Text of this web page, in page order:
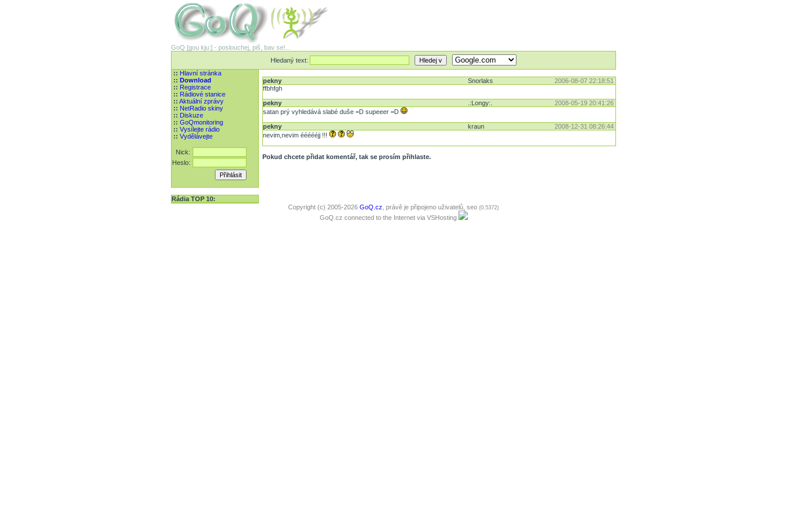
GoQ [gou kju:] - poslouchej, piš, bav se!...
Hledaný text:
:: Hlavní stránka
:: Download
:: Registrace
:: Rádiové stanice
:: Aktuální zprávy
:: NetRadio skiny
:: Diskuze
:: GoQmonitoring
:: Vysílejte rádio
:: Vydělávejte
Nick:
Heslo:
Rádia TOP 10:
pekny Snorlaks
2006-08-07 22:18:51
ffbhfgh
pekny .:Longy:.
2008-05-19 20:41:26
satan prý vyhledává slabé duše =D supeeer =D
pekny kraun
2008-12-31 08:26:44
nevim,nevim éééééjj !!!
Pokud chcete přidat komentář, tak se prosím přihlaste.
Copyright (c) 2005-2026 GoQ.cz , právě je připojeno uživatelů, seo (0.5372)
GoQ.cz connected to the Internet via VSHosting